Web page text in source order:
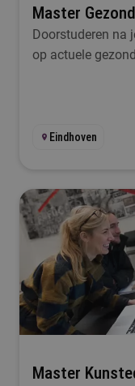
Master
Doorstuderen na
op actuele
Eindhoven
Master